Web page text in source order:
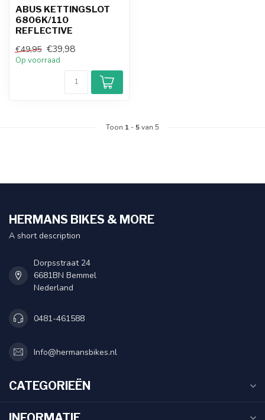
ABUS KETTINGSLOT
6806K/110
REFLECTIVE
€49,95 €39,98
Op voorraad
Toon 1 -5van 5
HERMANS BIKES & MORE
A short description
Dorpsstraat 24
6681BN Bemmel
Nederland
0481-461588
Info@hermansbikes.nl
CATEGORIEËN